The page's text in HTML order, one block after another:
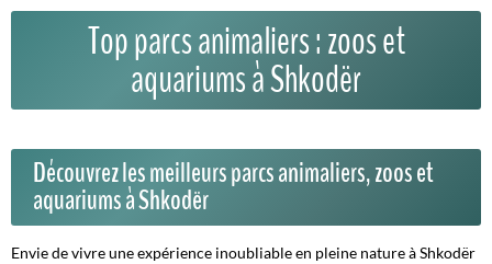
Top parcs animaliers : zoos et
aquariums à Shkodër
Découvrez les meilleurs parcs animaliers, zoos et
aquariums à Shkodër
Envie de vivre une expérience inoubliable en pleine nature à Shkodër